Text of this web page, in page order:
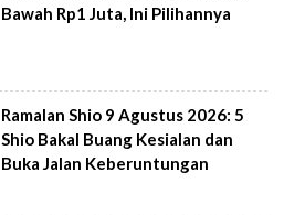
Bawah Rp1 Juta, Ini Pilihannya
Ramalan Shio 9 Agustus 2026: 5
Shio Bakal Buang Kesialan dan
Buka Jalan Keberuntungan